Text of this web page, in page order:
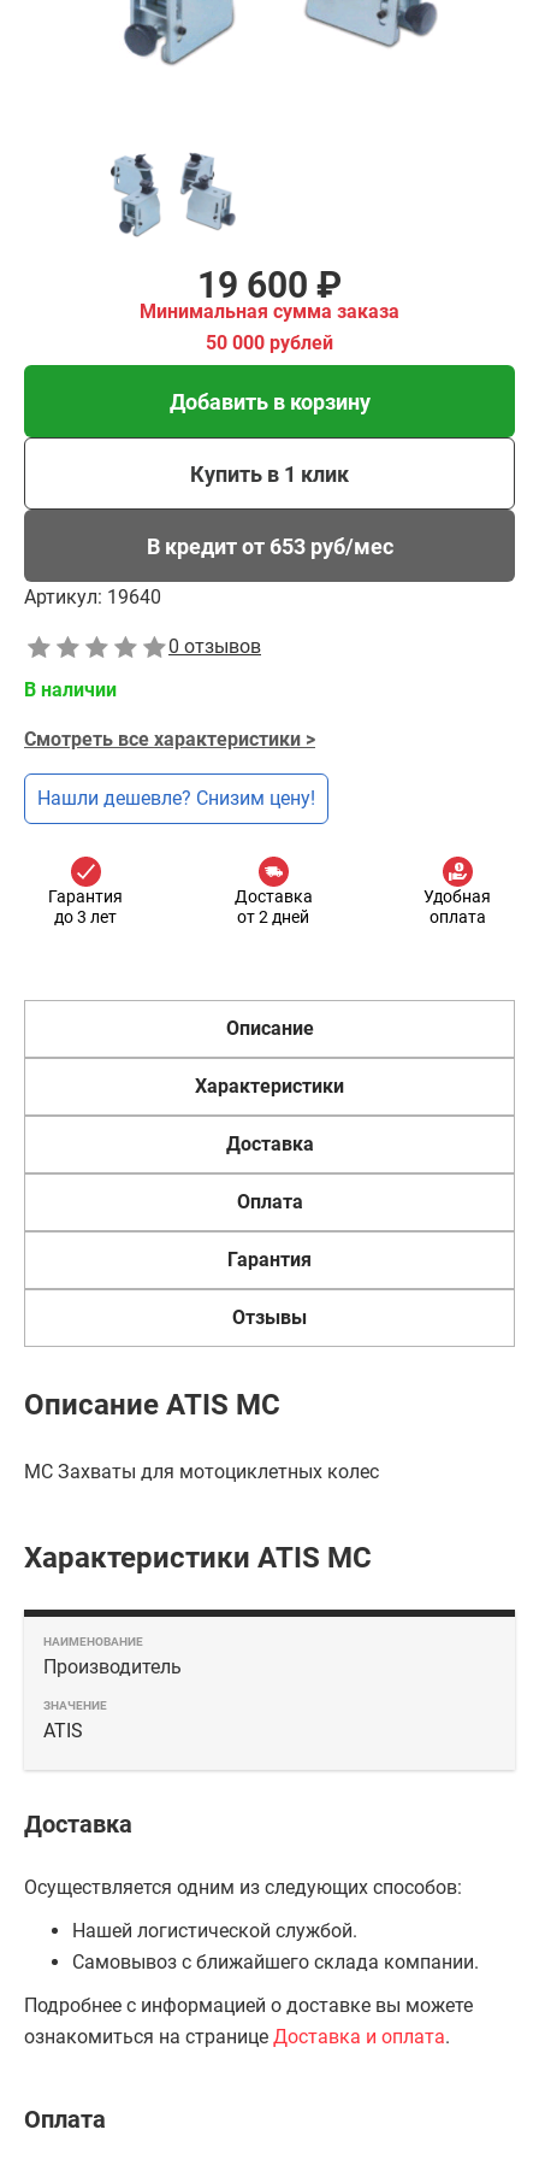
19 600 ₽
Минимальная сумма заказа
50 000 рублей
Добавить в корзину
Купить в 1 клик
В кредит от 653 руб/мес
Артикул: 19640
0 отзывов
В наличии
Смотреть все характеристики >
Нашли дешевле? Снизим цену!
Гарантия
до 3 лет
Доставка
от 2 дней
Удобная
оплата
Описание
Характеристики
Доставка
Оплата
Гарантия
Отзывы
Описание ATIS MC
MC Захваты для мотоциклетных колес
Характеристики ATIS MC
Производитель
ATIS
Доставка
Осуществляется одним из следующих способов:
Нашей логистической службой.
Самовывоз с ближайшего склада компании.
Подробнее с информацией о доставке вы можете
ознакомиться на странице Доставка и оплата.
Оплата
Купить в 1 клик
В кредит от 653 руб/
мес